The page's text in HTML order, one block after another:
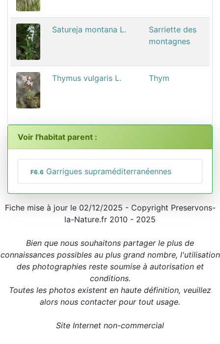
Satureja montana L.
Sarriette des
montagnes
Thymus vulgaris L. Thym
Voir l'habitat parent :
F6.6 Garrigues supraméditerranéennes
Fiche mise à jour le 02/12/2025 - Copyright Preservons-
la-Nature.fr 2010 - 2025
Bien que nous souhaitons partager le plus de
connaissances possibles au plus grand nombre, l'utilisation
des photographies reste soumise à autorisation et
conditions.
Toutes les photos existent en haute définition, veuillez
alors nous contacter pour tout usage.
Site Internet non-commercial